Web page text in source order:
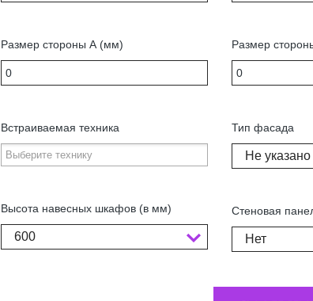
Размер стороны А (мм)
Встраиваемая техника
Высота навесных шкафов (в мм)
600
Размер
Тип фасада
Не указано
Стеновая
Нет